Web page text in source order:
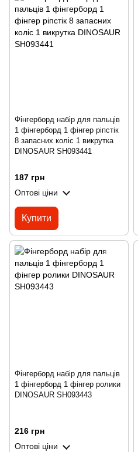
Фінгерборд набір для пальців
1 фінгерборд 1 фінгер ріпстік
8 запасних коліс 1 викрутка
DINOSAUR SH093441
187 грн
Оптові ціни
Купити
Фінгерборд набір для пальців
1 фінгерборд 1 фінгер ролики
DINOSAUR SH093443
216 грн
Оптові ціни